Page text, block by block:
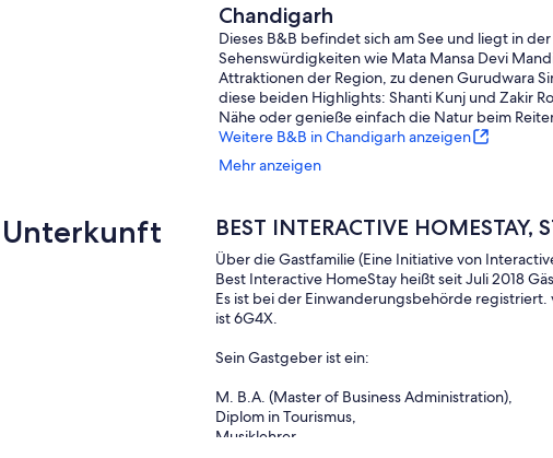
Chandigarh
Dieses B&B befindet sich am See und liegt in
Sehenswürdigkeiten wie Mata Mansa Devi
Attraktionen der Region, zu denen Gurudwara
diese beiden Highlights: Shanti Kunj und Zakir
Nähe oder genieße einfach die Natur beim
Weitere B&B in Chandigarh anzeigen
Mehr anzeigen
BEST INTERACTIVE
Über die Gastfamilie (Eine Initiative von
Best Interactive HomeStay heißt seit Juli 2018
Es ist bei der Einwanderungsbehörde
ist 6G4X.
Sein Gastgeber ist ein:
M. B.A. (Master of Business Administration),
Diplom in Tourismus,
Musiklehrer .